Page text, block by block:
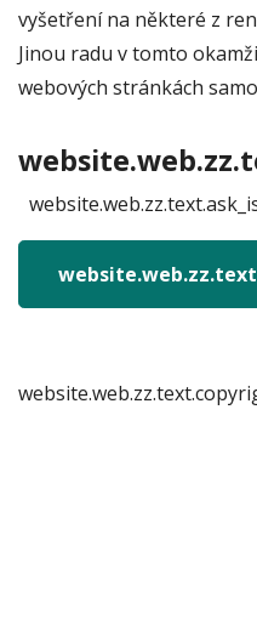
vyšetření na některé z
Jinou radu v tomto
webových stránkách